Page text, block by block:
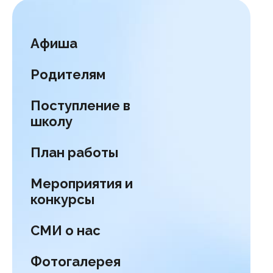
Афиша
Родителям
Поступление в
школу
План работы
Мероприятия и
конкурсы
СМИ о нас
Фотогалерея